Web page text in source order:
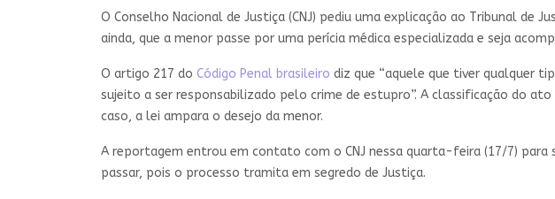
O Conselho Nacional de Justiça (CNJ) pediu uma explicação ao Tribunal de
ainda, que a menor passe por uma perícia médica especializada e seja
O artigo 217 do Código Penal brasileiro diz que “aquele que tiver qualquer
sujeito a ser responsabilizado pelo crime de estupro”. A classificação do
caso, a lei ampara o desejo da menor.
A reportagem entrou em contato com o CNJ nessa quarta-feira (17/7)
passar, pois o processo tramita em segredo de Justiça.